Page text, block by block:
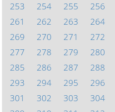
253
254 255 256
261
262 263 264
269
270 271 272
277
278 279 280
285
286 287 288
293
294 295 296
301
302 303 304